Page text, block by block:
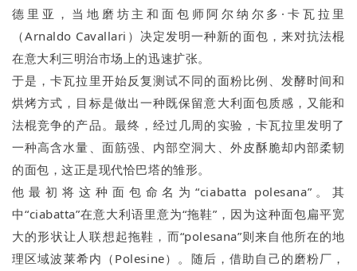
德里亚，当地磨坊主和面包师阿尔纳尔多·卡瓦拉里
（Arnaldo Cavallari）决定发明一种新的面包，来对抗法棍
在意大利三明治市场上的迅速扩张。
于是，卡瓦拉里开始反复测试不同的面粉比例、发酵时间和
烘烤方式，目标是做出一种既保留意大利面包质感，又能和
法棍竞争的产品。最终，经过几周的实验，卡瓦拉里发明了
一种高含水量、面筋强、内部空洞大、外皮酥脆却内部柔韧
的面包，这正是现代恰巴塔的雏形。
他最初将这种面包命名为“ciabatta polesana”。其
中“ciabatta”在意大利语里意为“拖鞋”，因为这种面包扁平宽
大的形状让人联想起拖鞋，而“polesana”则来自他所在的地
理区域波莱希内（Polesine）。随后，借助自己的磨粉厂，